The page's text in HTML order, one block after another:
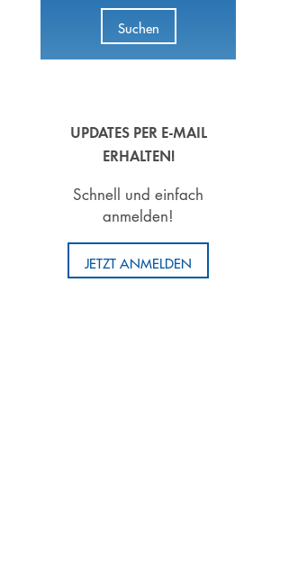
Suchen
UPDATES PER E-MAIL
ERHALTEN!
Schnell und einfach
anmelden!
JETZT ANMELDEN